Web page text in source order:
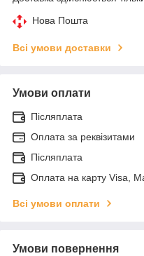
Нова Пошта
Всі умови доставки
Умови оплати
Післяплата
Оплата за реквізитами
Післяплата
Оплата на карту Visa,
Всі умови оплати
Умови повернення